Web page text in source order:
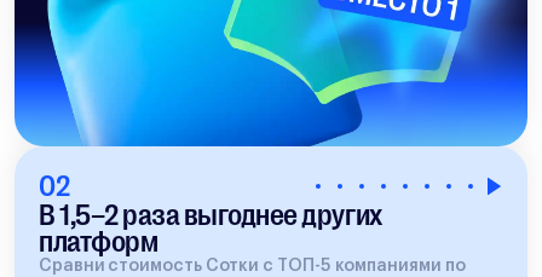
02
В 1,5–2 раза выгоднее других
платформ
Сравни стоимость Сотки с ТОП-5 компаниями по